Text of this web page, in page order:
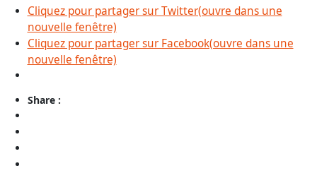
Cliquez pour partager sur Twitter(ouvre dans une
nouvelle fenêtre)
Cliquez pour partager sur Facebook(ouvre dans une
nouvelle fenêtre)
Share :